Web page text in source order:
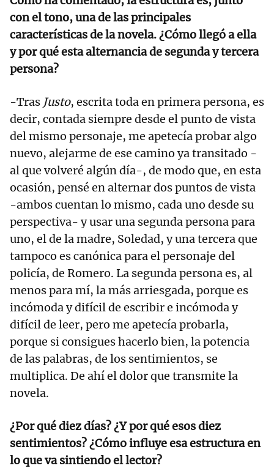
con el tono, una de las principales
características de la novela. ¿Cómo llegó a ella
y por qué esta alternancia de segunda y tercera
persona?
-Tras Justo, escrita toda en primera persona, es
decir, contada siempre desde el punto de vista
del mismo personaje, me apetecía probar algo
nuevo, alejarme de ese camino ya transitado -
al que volveré algún día-, de modo que, en esta
ocasión, pensé en alternar dos puntos de vista
-ambos cuentan lo mismo, cada uno desde su
perspectiva- y usar una segunda persona para
uno, el de la madre, Soledad, y una tercera que
tampoco es canónica para el personaje del
policía, de Romero. La segunda persona es, al
menos para mí, la más arriesgada, porque es
incómoda y difícil de escribir e incómoda y
difícil de leer, pero me apetecía probarla,
porque si consigues hacerlo bien, la potencia
de las palabras, de los sentimientos, se
multiplica. De ahí el dolor que transmite la
novela.
¿Por qué diez días? ¿Y por qué esos diez
sentimientos? ¿Cómo influye esa estructura en
lo que va sintiendo el lector?